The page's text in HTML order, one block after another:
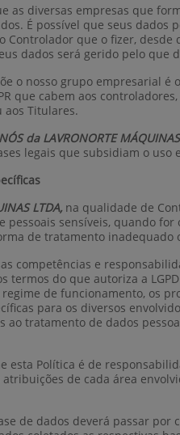
as diversas empresas que
É possível que seus
que o fizer, desde
dados será gerido pelo que
o nosso grupo empresarial
que cabem aos
aos Titulares.
NÓS da LAVRONORTE
legais que subsidiam o
LTDA, na qualidade de
pessoais sensíveis, quando
de tratamento inadequado
competências e
termos do que autoriza a
de funcionamento, os
para os diversos
ao tratamento de dados
esta Política é de
de cada área
de dados deverá passar por